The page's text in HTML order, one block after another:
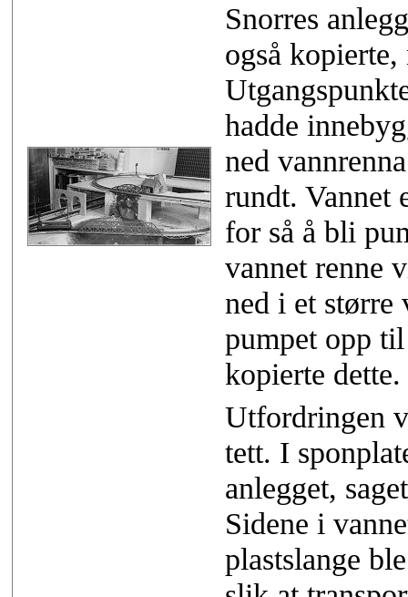
Snorres
også
hadde
ned
rundt. Vannet
for så å bli
vannet renne
ned i et større
pumpet opp
kopierte dette.
Utfordringen
tett. I
anlegget,
Sidene i
plastslange